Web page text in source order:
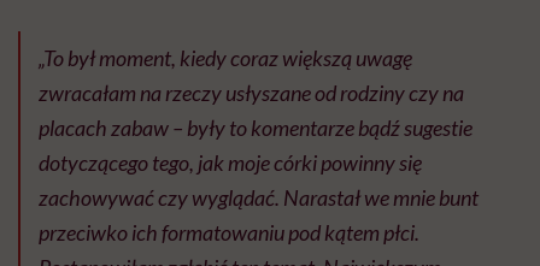
„To był moment, kiedy coraz większą uwagę
zwracałam na rzeczy usłyszane od rodziny czy na
placach zabaw – były to komentarze bądź sugestie
dotyczącego tego, jak moje córki powinny się
zachowywać czy wyglądać. Narastał we mnie bunt
przeciwko ich formatowaniu pod kątem płci.